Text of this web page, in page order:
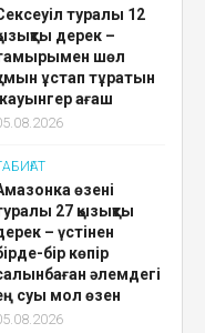
туралы 12
дерек –
шөл
ұстап тұратын
ағаш
өзені
27 қызықты
– үстінен
бір көпір
әлемдегі
суы мол өзен